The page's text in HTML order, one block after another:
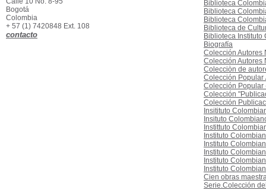
Biblioteca
Biblioteca
Biblioteca
Biblioteca de
Biblioteca
Biografía
Colección Autores
Colección Autores
Colecciòn de
Colección Popular
Colección Popular
Colección
Colección
Insitituto
Insituto
Instittuto
Instituto
Instituto
Instituto
Instituto
Instituto
Cien obras
Serie.Colección
Antologías
Antologías
Antropología colombiana.
Antropología colombiana.
[1]
Arte - Historia
Arte - Historia
Bogotá
Colombia
+ 57 (1) 7420848 Ext. 108
contacto